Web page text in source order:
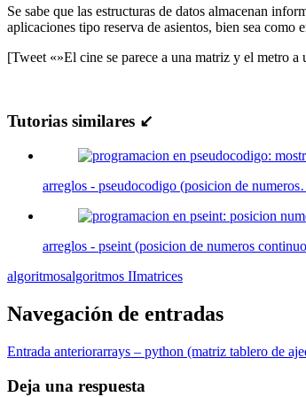
Se sabe que las estructuras de datos almacenan
aplicaciones tipo reserva de asientos, bien sea
[Tweet «»El cine se parece a una matriz y el metro
Tutorias similares ↙
arreglos - pseudocodigo (posicion de
arreglos - pseint (posicion de numeros
algoritmosalgoritmos IImatrices
Navegación de entradas
Entrada anteriorarrays – python (matriz tablero de
Deja una respuesta